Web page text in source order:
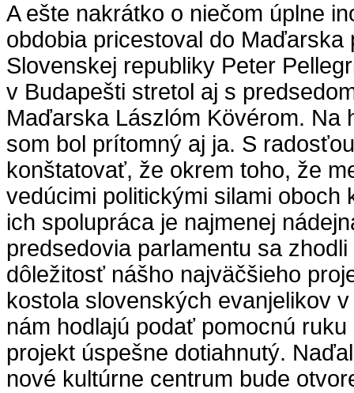
A ešte nakrátko o niečom úplne
obdobia pricestoval do Maďarska
Slovenskej republiky Peter
v Budapešti stretol aj s
Maďarska Lászlóm Kövérom. Na
som bol prítomný aj ja. S
konštatovať, že okrem toho, že
vedúcimi politickými silami oboch
ich spolupráca je najmenej
predsedovia parlamentu sa
dôležitosť nášho najväčšieho
kostola slovenských evanjelikov
nám hodlajú podať pomocnú
projekt úspešne dotiahnutý.
nové kultúrne centrum bude